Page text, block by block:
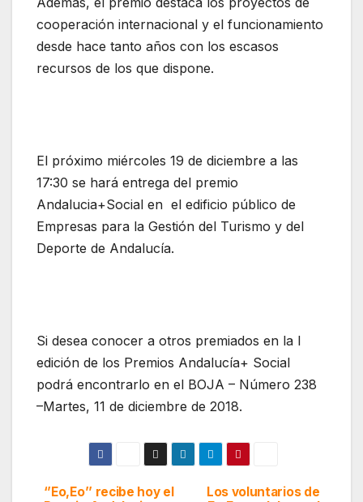
cooperación internacional y el funcionamiento
desde hace tanto años con los escasos
recursos de los que dispone.
El próximo miércoles 19 de diciembre a las
17:30 se hará entrega del premio
Andalucia+Social en el edificio público de
Empresas para la Gestión del Turismo y del
Deporte de Andalucía.
Si desea conocer a otros premiados en la I
edición de los Premios Andalucía+ Social
podrá encontrarlo en el BOJA – Número 238
–Martes, 11 de diciembre de 2018.
Los voluntarios de
‘’Eo,Eo’’ recibe hoy el